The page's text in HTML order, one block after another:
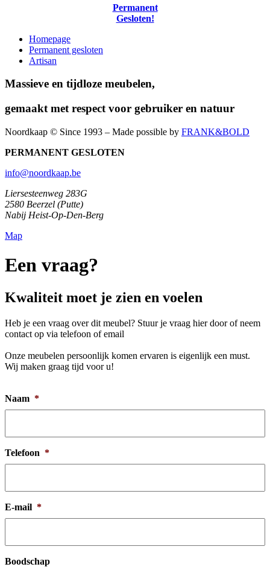
Permanent
Gesloten!
Homepage
Permanent gesloten
Artisan
Massieve en tijdloze meubelen,
gemaakt met respect voor gebruiker en natuur
Noordkaap © Since 1993 – Made possible by FRANK&BOLD
PERMANENT GESLOTEN
info@noordkaap.be
Liersesteenweg 283G
2580 Beerzel (Putte)
Nabij Heist-Op-Den-Berg
Map
Een vraag?
Kwaliteit moet je zien en voelen
Heb je een vraag over dit meubel? Stuur je vraag hier door of neem
contact op via telefoon of email
Onze meubelen persoonlijk komen ervaren is eigenlijk een must.
Wij maken graag tijd voor u!
Naam *
Telefoon *
E-mail *
Boodschap